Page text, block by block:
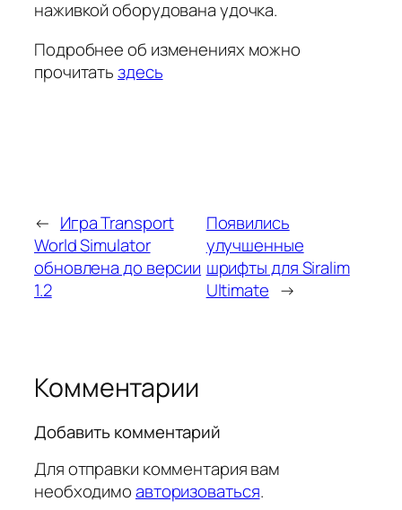
наживкой оборудована удочка.
Подробнее об изменениях можно
прочитатьздесь
← Игра Transport
World Simulator
обновлена до версии
1.2
Появились
улучшенные
шрифты для Siralim
Ultimate →
Комментарии
Добавить комментарий
Для отправки комментария вам
необходимоавторизоваться.